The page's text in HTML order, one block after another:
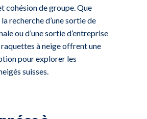
cohésion de groupe. Que
recherche d’une sortie de
ou d’une sortie d’entreprise
à neige offrent une
pour explorer les
suisses.